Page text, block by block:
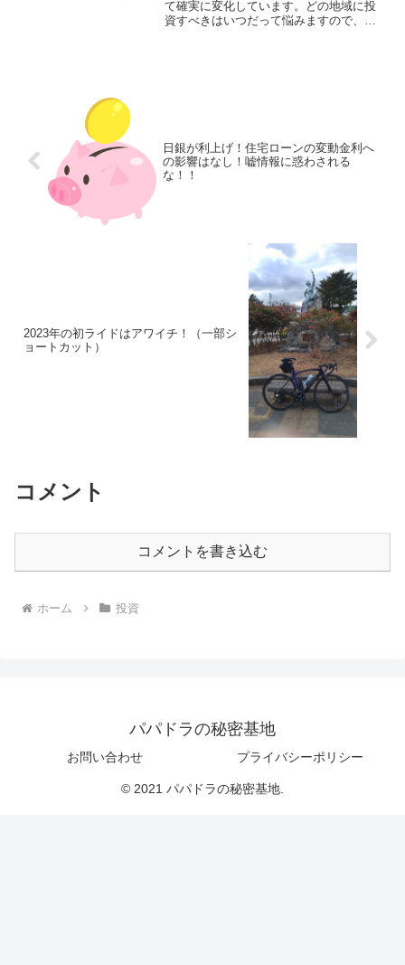
て確実に変化しています。どの地域に投
資すべきはいつだって悩みますので、投
日銀が利上げ！住宅ローンの変動金利へ
の影響はなし！嘘情報に惑わされる
な！！
2023年の初ライドはアワイチ！（一部シ
ョートカット）
コメント
コメントを書き込む
ホーム 投資
パパドラの秘密基地
お問い合わせ プライバシーポリシー
© 2021 パパドラの秘密基地.